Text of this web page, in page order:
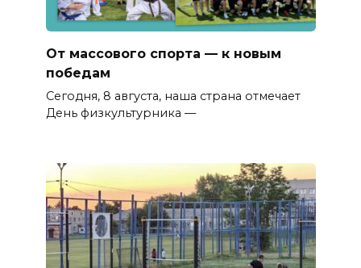
От массового спорта — к новым
победам
Сегодня, 8 августа, наша страна отмечает
День физкультурника —